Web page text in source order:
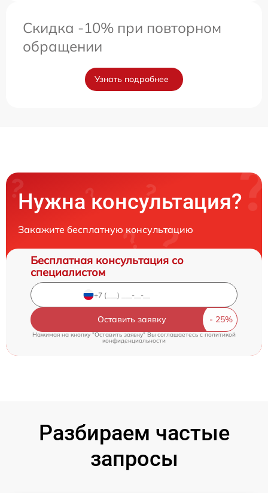
Скидка -10% при повторном
обращении
Узнать подробнее
Нужна консультация?
Закажите бесплатную консультацию
Бесплатная консультация со
специалистом
Оставить заявку
Нажимая на кнопку "Оставить заявку" Вы соглашаетесь cполитикой
конфиденциальности
Разбираем частые
запросы